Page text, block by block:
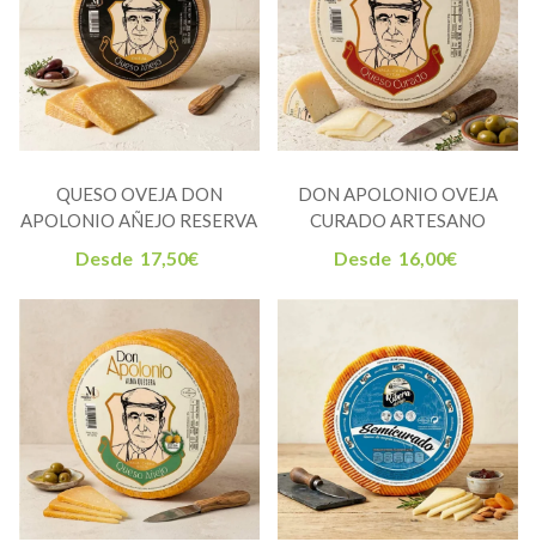
QUESO OVEJA DON
APOLONIO AÑEJO RESERVA
Desde 17,50€
DON APOLONIO OVEJA
CURADO ARTESANO
Desde 16,00€